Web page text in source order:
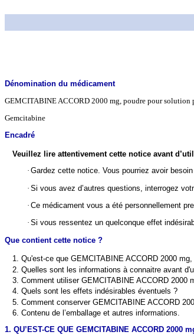
Dénomination du médicament
GEMCITABINE ACCORD 2000 mg, poudre pour solution
Gemcitabine
Encadré
Veuillez lire attentivement cette notice avant
· Gardez cette notice. Vous pourriez avoir
· Si vous avez d’autres questions, interrogez
· Ce médicament vous a été personnellement
· Si vous ressentez un quelconque effet
Que contient cette notice ?
1. Qu'est-ce que GEMCITABINE ACCORD 2000
2. Quelles sont les informations à connaitre avant
3. Comment utiliser GEMCITABINE ACCORD 2000
4. Quels sont les effets indésirables éventuels ?
5. Comment conserver GEMCITABINE ACCORD
6. Contenu de l’emballage et autres informations.
1. QU’EST-CE QUE GEMCITABINE ACCORD